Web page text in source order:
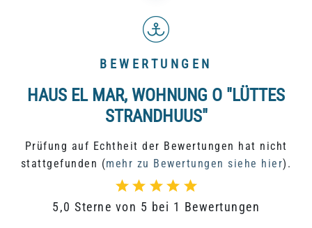
BEWERTUNGEN
HAUS EL MAR, WOHNUNG O "LÜTTES
STRANDHUUS"
Prüfung auf Echtheit der Bewertungen hat nicht
stattgefunden (mehr zu Bewertungen siehe hier).
5,0 Sterne von 5 bei 1 Bewertungen